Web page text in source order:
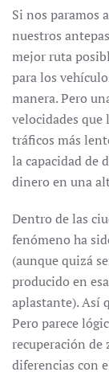
Si nos paramos
nuestros
mejor ruta
para los
manera. Pero
velocidades
tráficos más
la capacidad de
dinero en una
Dentro de las
fenómeno ha
(aunque quizá
producido en
aplastante). Así
Pero parece
recuperación de
diferencias con